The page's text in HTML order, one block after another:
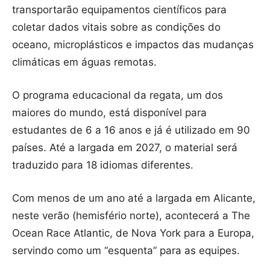
transportarão equipamentos científicos para
coletar dados vitais sobre as condições do
oceano, microplásticos e impactos das mudanças
climáticas em águas remotas.
O programa educacional da regata, um dos
maiores do mundo, está disponível para
estudantes de 6 a 16 anos e já é utilizado em 90
países. Até a largada em 2027, o material será
traduzido para 18 idiomas diferentes.
Com menos de um ano até a largada em Alicante,
neste verão (hemisfério norte), acontecerá a The
Ocean Race Atlantic, de Nova York para a Europa,
servindo como um “esquenta” para as equipes.